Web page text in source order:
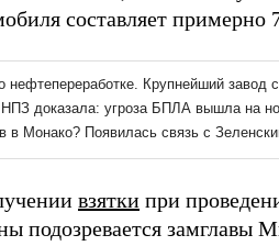
составляет примерно
взятки при
подозревается замглавы